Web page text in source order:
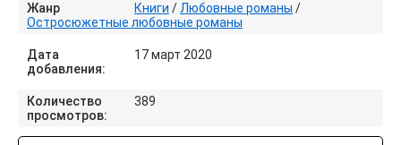
Жанр Книги / Любовные романы /
Остросюжетные любовные романы
Дата
добавления:
17 март 2020
Количество
просмотров:
389